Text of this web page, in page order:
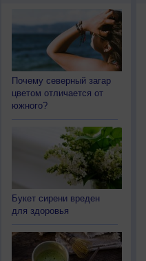
Почему северный загар
цветом отличается от
южного?
Букет сирени вреден
для здоровья